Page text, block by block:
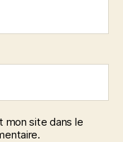
mon site dans le